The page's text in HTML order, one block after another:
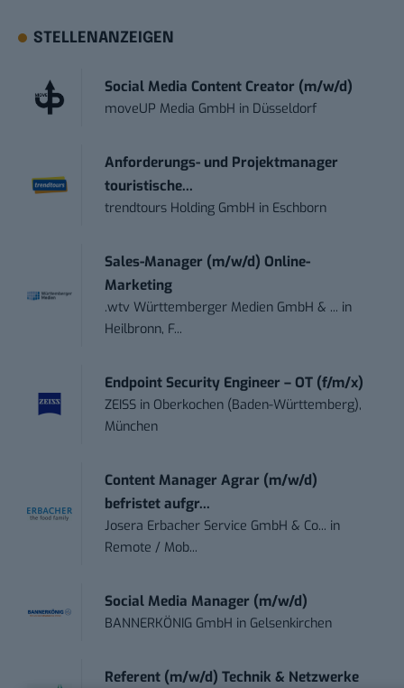
STELLENANZEIGEN
Social Media Content Creator (m/w/d)
moveUP Media GmbH in Düsseldorf
Anforderungs- und Projektmanager
touristische...
trendtours Holding GmbH in Eschborn
Sales-Manager (m/w/d) Online-
Marketing
.wtv Württemberger Medien GmbH & ... in
Heilbronn, F...
Endpoint Security Engineer – OT (f/m/x)
ZEISS in Oberkochen (Baden-Württemberg),
München
Content Manager Agrar (m/w/d)
befristet aufgr...
Josera Erbacher Service GmbH & Co... in
Remote / Mob...
Social Media Manager (m/w/d)
BANNERKÖNIG GmbH in Gelsenkirchen
Referent (m/w/d) Technik & Netzwerke